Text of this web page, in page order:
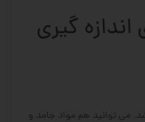
عددی اندازه گیری
می توانید هم مواد جامد و